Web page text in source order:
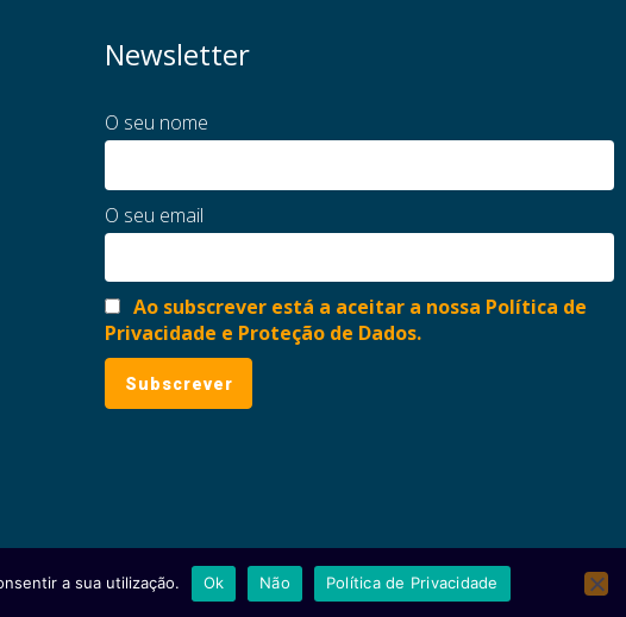
Newsletter
O seu nome
O seu email
Ao subscrever está a aceitar a nossa Política de
Privacidade e Proteção de Dados.
Editorial Política de Privacidade e Proteção de Dados
a sua utilização. Ok Não Política de Privacidade